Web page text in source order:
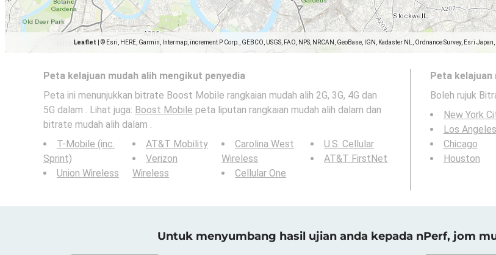
Leaflet © Esri, HERE, Garmin, Intermap, increment P Corp., GEBCO, USGS, FAO, NPS, NRCAN, GeoBase, IGN, Kadaster NL, Ordnance Survey, Esri
Peta kelajuan mudah alih mengikut penyedia
Peta ini menunjukkan bitrate Boost Mobile rangkaian mudah alih 2G, 3G, 4G dan
5G dalam . Lihat juga: Boost Mobile peta liputan rangkaian mudah alih dalam dan
bitrate mudah alih dalam .
T-Mobile (inc.
Sprint)
Union Wireless
AT&T Mobility
Verizon
Wireless
Carolina West
Wireless
Cellular One
U.S. Cellular
AT&T FirstNet
Peta kelajuan
Boleh rujuk
New York
Los Angeles
Chicago
Houston
Untuk menyumbang hasil ujian anda kepada nPerf, jom